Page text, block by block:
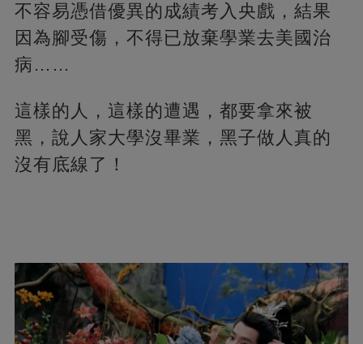
不容易憑借優異的成績考入央戲，結果
因為腳受傷，不得已放棄學業去美國治
病……
這樣的人，這樣的遭遇，都要拿來被
黑，說人家大學沒畢業，黑子做人真的
沒有底線了！